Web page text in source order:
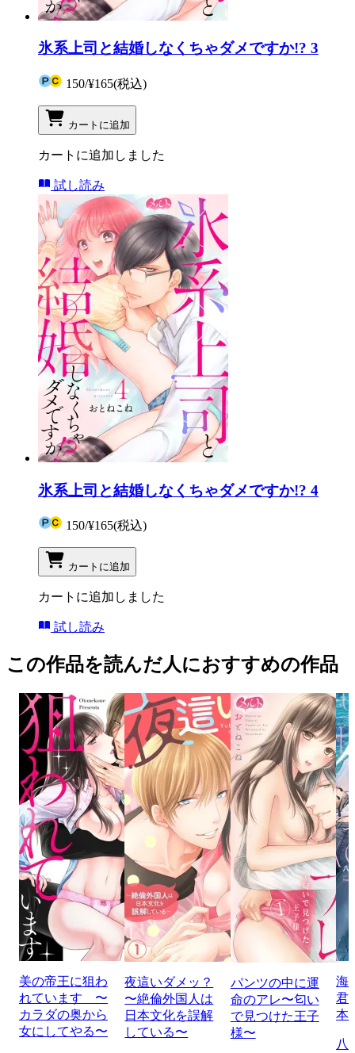
氷系上司と結婚しなくちゃダメですか!? 3
150/¥165(税込)
カートに追加
カートに追加しました
試し読み
氷系上司と結婚しなくちゃダメですか!? 4
150/¥165(税込)
カートに追加
カートに追加しました
試し読み
この作品を読んだ人におすすめの作品
美の帝王に狙わ
れています 〜
カラダの奥から
女にしてやる〜
夜這いダメッ？
〜絶倫外国人は
日本文化を誤解
している〜
パンツの中に運
命のアレ〜匂い
で見つけた王子
様〜
海
君
本
八